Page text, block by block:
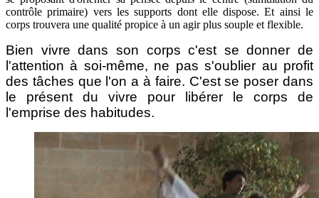
contrôle primaire) vers les supports dont elle dispose. Et ainsi le
corps trouvera une qualité propice à un agir plus souple et flexible.
Bien vivre dans son corps c'est se donner de
l'attention à soi-même, ne pas s'oublier au profit
des tâches que l'on a à faire. C'est se poser dans
le présent du vivre pour libérer le corps de
l'emprise des habitudes.